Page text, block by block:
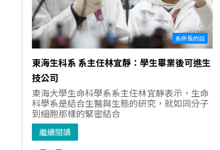
系所長的話
東海生科系 系主任林宜靜：學生畢業後可進生
技公司
東海大學生命科學系系主任林宜靜表示，生命
科學系是結合生醫與生態的研究，就如同分子
到細胞那樣的緊密結合
繼續閱讀